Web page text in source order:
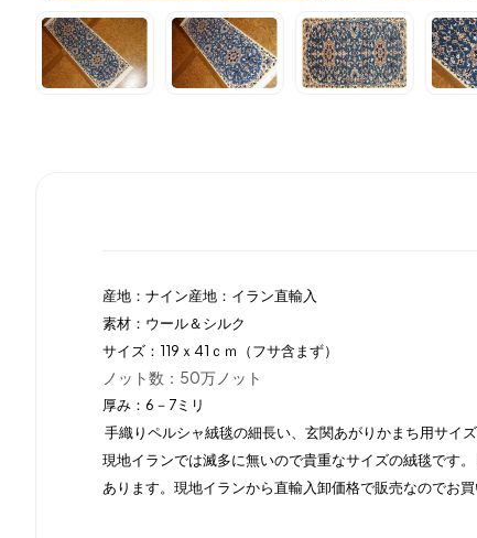
産地：ナイン産地：イラン直輸入
素材：ウール＆シルク
サイズ：119ｘ41ｃｍ（フサ含まず）
ノット数：50万ノット
厚み：6－7ミリ
手織りペルシャ絨毯の細長い、玄関あがりかまち用サイ
現地イランでは滅多に無いので貴重なサイズの絨毯です
あります。現地イランから直輸入卸価格で販売なのでお